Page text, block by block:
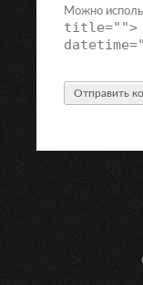
Можно
title="">